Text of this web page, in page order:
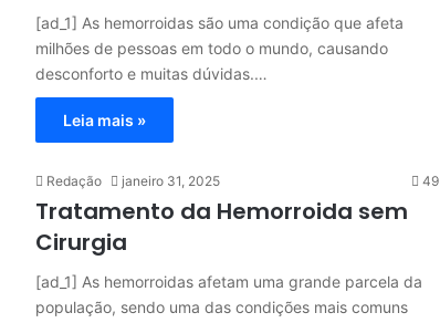
[ad_1] As hemorroidas são uma condição que afeta
milhões de pessoas em todo o mundo, causando
desconforto e muitas dúvidas.…
Leia mais »
Redação janeiro 31, 2025 49
Tratamento da Hemorroida sem
Cirurgia
[ad_1] As hemorroidas afetam uma grande parcela da
população, sendo uma das condições mais comuns